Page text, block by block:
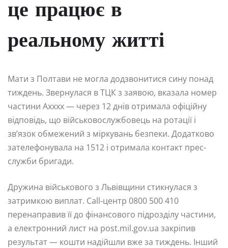
це працює в
реальному житті
Мати з Полтави не могла додзвонитися сину понад
тиждень. Звернулася в ТЦК з заявою, вказала номер
частини Аxxxx — через 12 днів отримала офіційну
відповідь, що військовослужбовець на ротації і
зв’язок обмежений з міркувань безпеки. Додатково
зателефонувала на 1512 і отримала контакт прес-
служби бригади.
Дружина військового з Львівщини стикнулася з
затримкою виплат. Call-центр 0800 500 410
перенаправив її до фінансового підрозділу частини,
а електронний лист на post.mil.gov.ua закріпив
результат — кошти надійшли вже за тиждень. Інший